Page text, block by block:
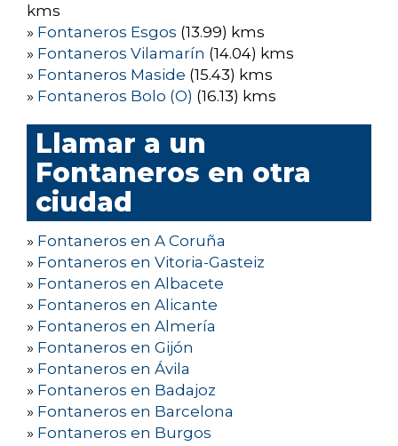
kms
» Fontaneros Esgos (13.99) kms
» Fontaneros Vilamarín (14.04) kms
» Fontaneros Maside (15.43) kms
» Fontaneros Bolo (O) (16.13) kms
Llamar a un
Fontaneros en otra
ciudad
» Fontaneros en A Coruña
» Fontaneros en Vitoria-Gasteiz
» Fontaneros en Albacete
» Fontaneros en Alicante
» Fontaneros en Almería
» Fontaneros en Gijón
» Fontaneros en Ávila
» Fontaneros en Badajoz
» Fontaneros en Barcelona
» Fontaneros en Burgos